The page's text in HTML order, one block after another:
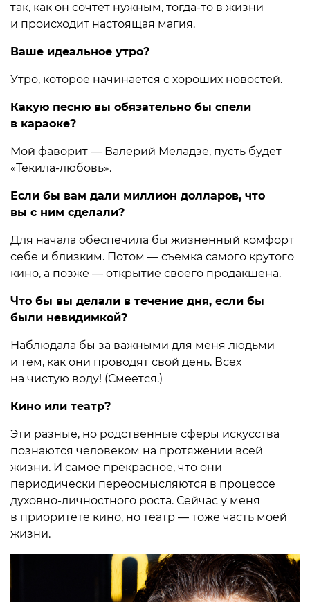
так, как он сочтет нужным, тогда-то в жизни
и происходит настоящая магия.
Ваше идеальное утро?
Утро, которое начинается с хороших новостей.
Какую песню вы обязательно бы спели
в караоке?
Мой фаворит — Валерий Меладзе, пусть будет
«Текила-любовь».
Если бы вам дали миллион долларов, что
вы с ним сделали?
Для начала обеспечила бы жизненный комфорт
себе и близким. Потом — съемка самого крутого
кино, а позже — открытие своего продакшена.
Что бы вы делали в течение дня, если бы
были невидимкой?
Наблюдала бы за важными для меня людьми
и тем, как они проводят свой день. Всех
на чистую воду! (Смеется.)
Кино или театр?
Эти разные, но родственные сферы искусства
познаются человеком на протяжении всей
жизни. И самое прекрасное, что они
периодически переосмысляются в процессе
духовно-личностного роста. Сейчас у меня
в приоритете кино, но театр — тоже часть моей
жизни.